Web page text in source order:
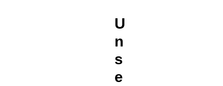
U
n
s
e